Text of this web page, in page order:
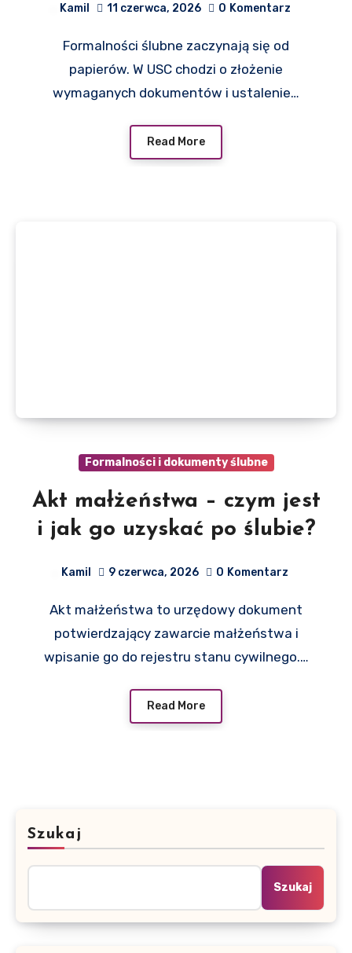
Kamil 11 czerwca, 2026 0 Komentarz
Formalności ślubne zaczynają się od
papierów. W USC chodzi o złożenie
wymaganych dokumentów i ustalenie…
Read More
Formalności i dokumenty ślubne
Akt małżeństwa – czym jest
i jak go uzyskać po ślubie?
Kamil 9 czerwca, 2026 0 Komentarz
Akt małżeństwa to urzędowy dokument
potwierdzający zawarcie małżeństwa i
wpisanie go do rejestru stanu cywilnego.…
Read More
Szukaj
Szukaj